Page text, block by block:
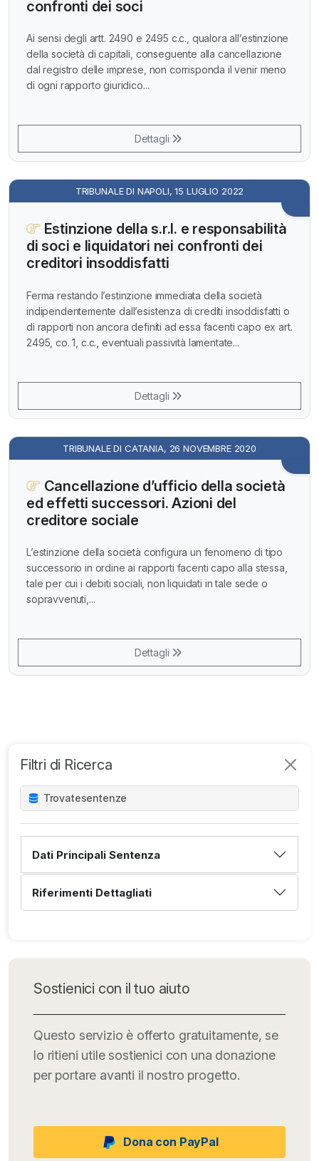
Filtri di Ricerca
Trovatesentenze
Dati Principali Sentenza
Riferimenti Dettagliati
Sostienici con il tuo aiuto
Questo servizio è offerto gratuitamente, se
lo ritieni utile sostienici con una donazione
per portare avanti il nostro progetto.
Dona con PayPal
confronti dei soci
Ai sensi degli artt. 2490 e 2495 c.c., qualora all’estinzione
della società di capitali, conseguente alla cancellazione
dal registro delle imprese, non corrisponda il venir meno
di ogni rapporto giuridico...
Dettagli
TRIBUNALE DI NAPOLI, 15 LUGLIO 2022
Estinzione della s.r.l. e responsabilità
di soci e liquidatori nei confronti dei
creditori insoddisfatti
Ferma restando l’estinzione immediata della società
indipendentemente dall’esistenza di crediti insoddisfatti o
di rapporti non ancora definiti ad essa facenti capo ex art.
2495, co. 1, c.c., eventuali passività lamentate...
Dettagli
TRIBUNALE DI CATANIA, 26 NOVEMBRE 2020
Cancellazione d’ufficio della società
ed effetti successori. Azioni del
creditore sociale
L’estinzione della società configura un fenomeno di tipo
successorio in ordine ai rapporti facenti capo alla stessa,
tale per cui i debiti sociali, non liquidati in tale sede o
sopravvenuti,...
Dettagli